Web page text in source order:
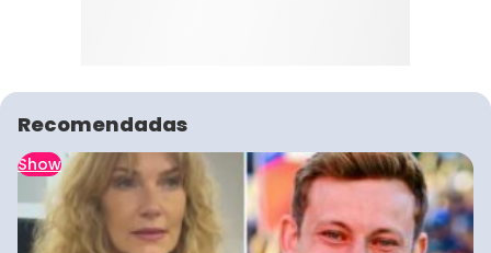
Recomendadas
Show